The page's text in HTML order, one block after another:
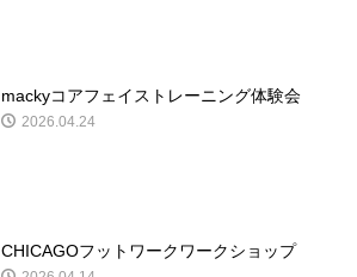
mackyコアフェイストレーニング体験会
2026.04.24
CHICAGOフットワークワークショップ